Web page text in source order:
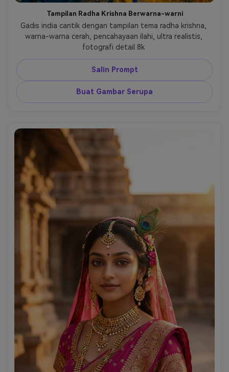
Tampilan Radha Krishna Berwarna-warni
Gadis india cantik dengan tampilan tema radha krishna,
warna-warna cerah, pencahayaan ilahi, ultra realistis,
Salin Prompt
Buat Gambar Serupa